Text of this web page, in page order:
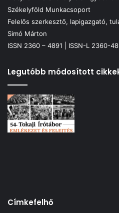
Székelyföld Munkacsoport
Felelős szerkesztő, lapigazgató,
Simó Márton
ISSN 2360 – 4891 | ISSN-L 2360-
Legutóbb módosított
Címkefelhő